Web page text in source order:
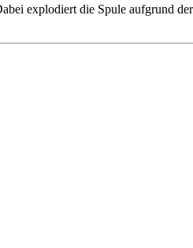
explodiert die Spule aufgrund